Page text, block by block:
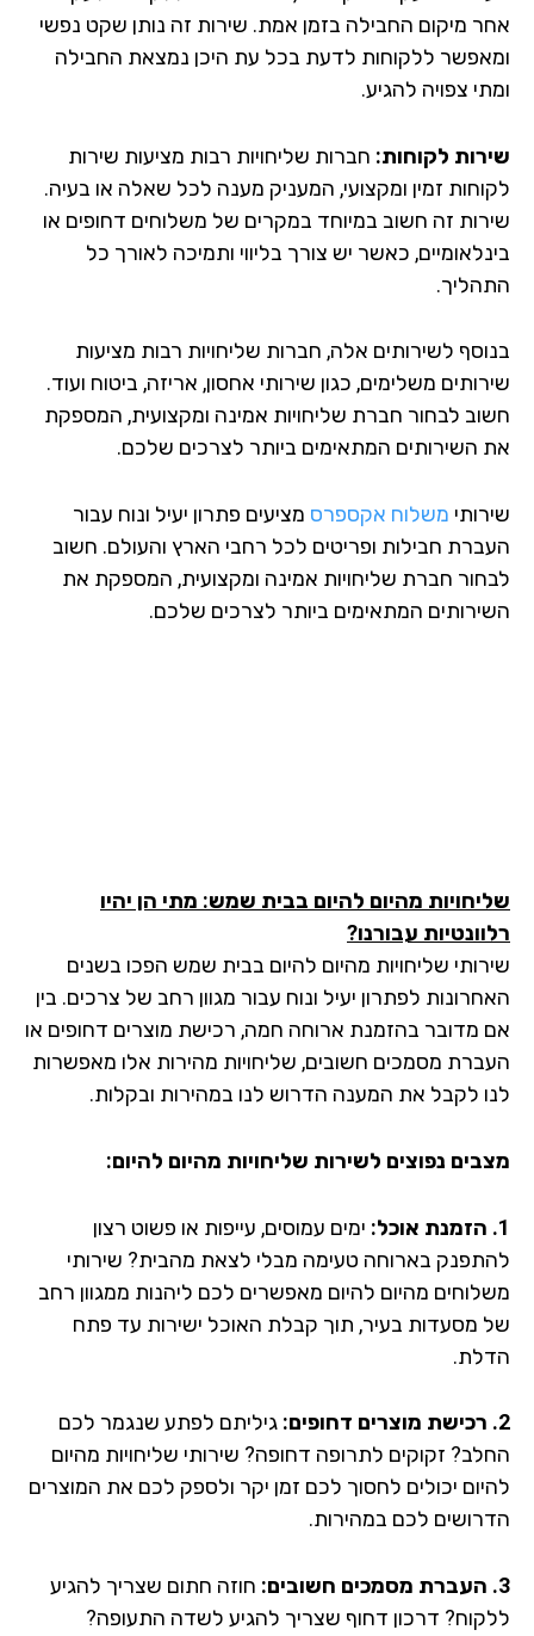
מיקום החבילה בזמן אמת. שירות זה נותן שקט נפשי
ללקוחות לדעת בכל עת היכן נמצאת החבילה
צפויה להגיע.
לקוחות:חברות שליחויות רבות מציעות שירות
זמין ומקצועי, המעניק מענה לכל שאלה או בעיה.
זה חשוב במיוחד במקרים של משלוחים דחופים או
כאשר יש צורך בליווי ותמיכה לאורך כל
לשירותים אלה, חברות שליחויות רבות מציעות
משלימים, כגון שירותי אחסון, אריזה, ביטוח ועוד.
לבחור חברת שליחויות אמינה ומקצועית, המספקת
השירותים המתאימים ביותר לצרכים שלכם.
משלוח אקספרסמציעים פתרון יעיל ונוח עבור
חבילות ופריטים לכל רחבי הארץ והעולם. חשוב
חברת שליחויות אמינה ומקצועית, המספקת את
המתאימים ביותר לצרכים שלכם.
מהיום להיום בבית שמש: מתי הן יהיו
עבורנו?
שליחויות מהיום להיום בבית שמש הפכו בשנים
לפתרון יעיל ונוח עבור מגוון רחב של צרכים. בין
מדובר בהזמנת ארוחה חמה, רכישת מוצרים דחופים או
מסמכים חשובים, שליחויות מהירות אלו מאפשרות
לקבל את המענה הדרוש לנו במהירות ובקלות.
נפוצים לשירות שליחויות מהיום להיום:
ימים עמוסים, עייפות או פשוט רצון
בארוחה טעימה מבלי לצאת מהבית? שירותי
מהיום להיום מאפשרים לכם ליהנות ממגוון רחב
מסעדות בעיר, תוך קבלת האוכל ישירות עד פתח
גיליתם לפתע שנגמר לכם
זקוקים לתרופה דחופה? שירותי שליחויות מהיום
יכולים לחסוך לכם זמן יקר ולספק לכם את המוצרים
לכם במהירות.
חוזה חתום שצריך להגיע
דרכון דחוף שצריך להגיע לשדה התעופה?